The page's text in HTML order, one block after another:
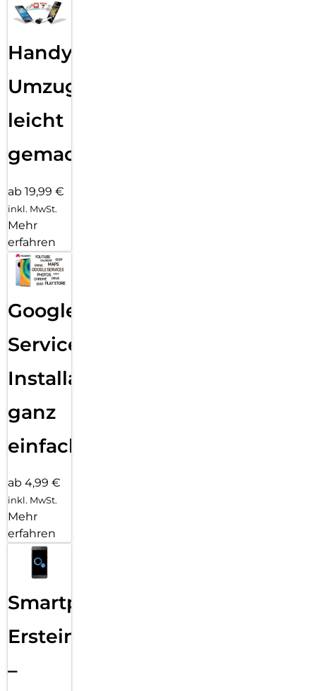
Handy
Umzug
leicht
gemacht!
ab 19,99 €
inkl. MwSt.
Mehr
erfahren
Google
Services
Installation
ganz
einfach
ab 4,99 €
inkl. MwSt.
Mehr
erfahren
Smartphone
Ersteinrichtung
–